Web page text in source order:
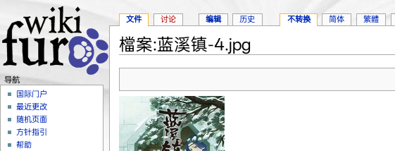
檔案:蓝溪镇-4.jpg
文件 讨论 编辑 历史 不转换 简体 繁體
导航
国际门户
最近更改
随机页面
方针指引
帮助